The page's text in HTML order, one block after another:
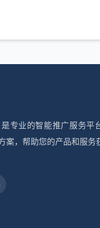
专业的智能推广服务平
案，帮助您的产品和服务